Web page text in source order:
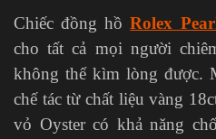
Chiếc đồng hồ Rolex
cho tất cả mọi người
không thể kìm lòng được.
chế tác từ chất liệu vàng
vỏ Oyster có khả năng